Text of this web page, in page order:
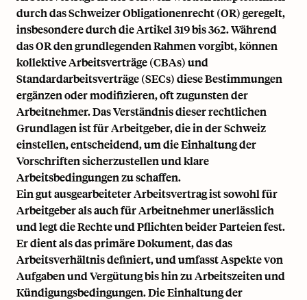
durch das Schweizer Obligationenrecht (OR) geregelt,
insbesondere durch die Artikel 319 bis 362. Während
das OR den grundlegenden Rahmen vorgibt, können
kollektive Arbeitsverträge (CBAs) und
Standardarbeitsverträge (SECs) diese Bestimmungen
ergänzen oder modifizieren, oft zugunsten der
Arbeitnehmer. Das Verständnis dieser rechtlichen
Grundlagen ist für Arbeitgeber, die in der Schweiz
einstellen, entscheidend, um die Einhaltung der
Vorschriften sicherzustellen und klare
Arbeitsbedingungen zu schaffen.
Ein gut ausgearbeiteter Arbeitsvertrag ist sowohl für
Arbeitgeber als auch für Arbeitnehmer unerlässlich
und legt die Rechte und Pflichten beider Parteien fest.
Er dient als das primäre Dokument, das das
Arbeitsverhältnis definiert, und umfasst Aspekte von
Aufgaben und Vergütung bis hin zu Arbeitszeiten und
Kündigungsbedingungen. Die Einhaltung der